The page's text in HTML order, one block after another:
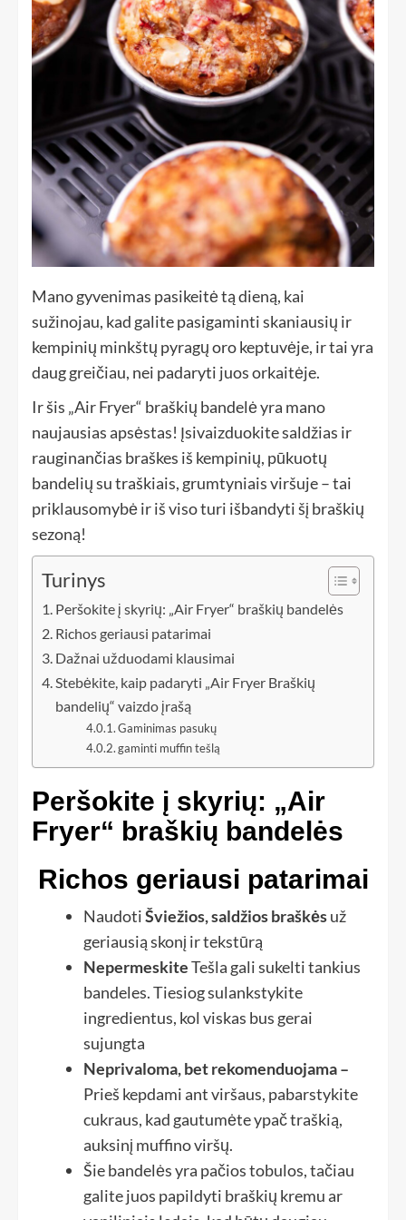
Mano gyvenimas pasikeitė tą dieną, kai
sužinojau, kad galite pasigaminti skaniausių ir
kempinių minkštų pyragų oro keptuvėje, ir tai yra
daug greičiau, nei padaryti juos orkaitėje.
Ir šis „Air Fryer“ braškių bandelė yra mano
naujausias apsėstas! Įsivaizduokite saldžias ir
rauginančias braškes iš kempinių, pūkuotų
bandelių su traškiais, grumtyniais viršuje – tai
priklausomybė ir iš viso turi išbandyti šį braškių
sezoną!
Turinys
Peršokite į skyrių: „Air Fryer“ braškių bandelės
Richos geriausi patarimai
Dažnai užduodami klausimai
Stebėkite, kaip padaryti „Air Fryer Braškių
bandelių“ vaizdo įrašą
Gaminimas pasukų
gaminti muffin tešlą
Peršokite į skyrių: „Air
Fryer“ braškių bandelės
Richos geriausi patarimai
NaudotiŠviežios, saldžios braškėsuž
geriausią skonį ir tekstūrą
NepermeskiteTešla gali sukelti tankius
bandeles. Tiesiog sulankstykite
ingredientus, kol viskas bus gerai
sujungta
Neprivaloma, bet rekomenduojama –
Prieš kepdami ant viršaus, pabarstykite
cukraus, kad gautumėte ypač traškią,
auksinį muffino viršų.
Šie bandelės yra pačios tobulos, tačiau
galite juos papildyti braškių kremu ar